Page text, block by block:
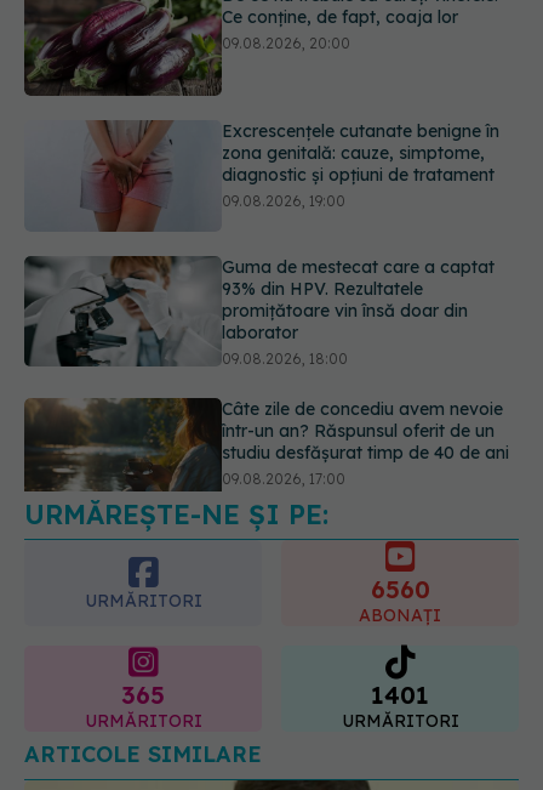
Excrescențele cutanate benigne în
zona genitală: cauze, simptome,
diagnostic și opțiuni de tratament
Guma de mestecat care a captat
93% din HPV. Rezultatele
promițătoare vin însă doar din
laborator
Câte zile de concediu avem nevoie
într-un an? Răspunsul oferit de un
studiu desfășurat timp de 40 de ani
09.08.2026, 17:00
Reclamele din platformele medicale
AI pot influența prescrierea
medicamentelor
URMĂREȘTE-NE ȘI PE:
URMĂRITORI
365 1401
URMĂRITORI
ARTICOLE SIMILARE